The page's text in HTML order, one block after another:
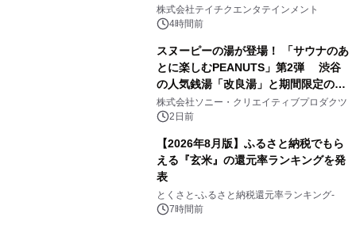
信リリース決定！
株式会社テイチクエンタテインメント
4時間前
スヌーピーの湯が登場！ 「サウナのあ
とに楽しむPEANUTS」第2弾 渋谷
の人気銭湯「改良湯」と期間限定のコ
ラボレーション サウナイキタイコラ
ボグッズも発売決定！
株式会社ソニー・クリエイティブプロダクツ
2日前
【2026年8月版】ふるさと納税でもら
える『玄米』の還元率ランキングを発
表
とくさと-ふるさと納税還元率ランキング-
7時間前